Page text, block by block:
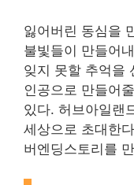
잃어버린 동심을
불빛들이 만들어
잊지 못할 추억을
인공으로 만들어
있다. 허브아일랜
세상으로 초대한
버엔딩스토리를